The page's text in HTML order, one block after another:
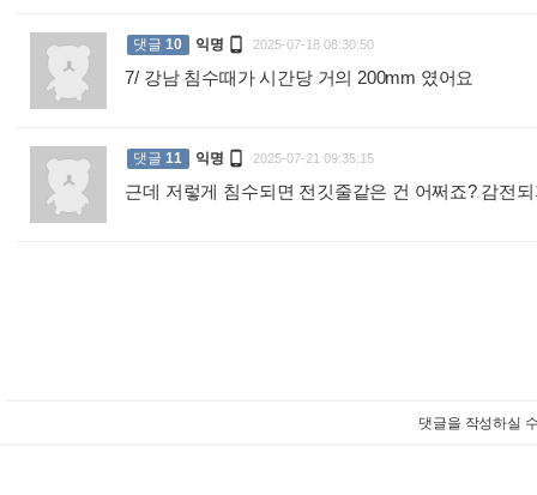
댓글 10 익명  2025-07-18 08:30:50
7/ 강남 침수때가 시간당 거의 200mm 였어요
댓글 11 익명  2025-07-21 09:35:15
근데 저렇게 침수되면 전깃줄같은 건 어쩌죠? 감전
댓글을 작성하실